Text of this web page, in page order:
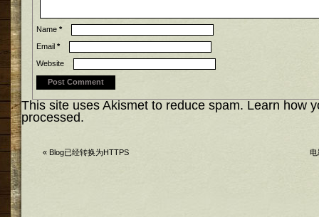
Name *
Email *
Website
This site uses Akismet to reduce spam. Learn how
processed.
« Blog已经转换为HTTPS 电